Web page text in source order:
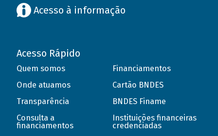
Acesso à informação
Acesso Rápido
Quem somos
Onde atuamos
Transparência
Consulta a
financiamentos
Financiamentos
Cartão BNDES
BNDES Finame
Instituições financeiras
credenciadas